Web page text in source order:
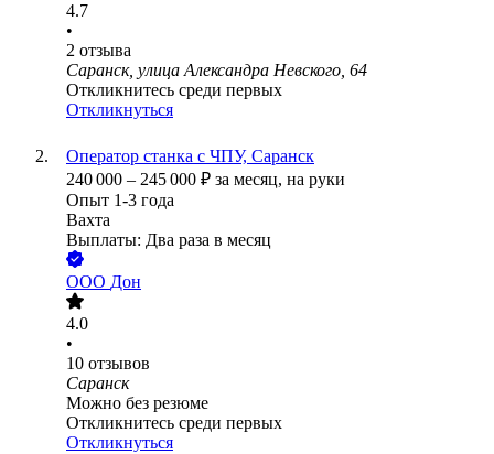
4.7
•
2 отзыва
Саранск, улица Александра Невского, 64
Откликнитесь среди первых
Откликнуться
Оператор станка с ЧПУ, Саранск
240 000 – 245 000 ₽ за месяц, на руки
Опыт 1-3 года
Вахта
Выплаты: Два раза в месяц
ООО Дон
4.0
•
10 отзывов
Саранск
Можно без резюме
Откликнитесь среди первых
Откликнуться